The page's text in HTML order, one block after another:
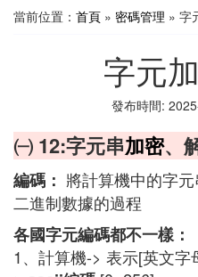
當前位置： 首頁 » 密碼管理 » 字
字元
發布時間:
㈠ 12:字元串加密、
編碼： 將計算機中的字
二進制數據的過程
各國字元編碼都不一樣：
1、計算機-> 表示[英文